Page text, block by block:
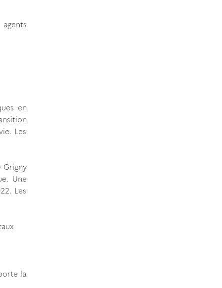
en
Les
Une
Les
la